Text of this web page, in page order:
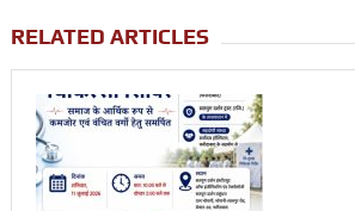
RELATED ARTICLES